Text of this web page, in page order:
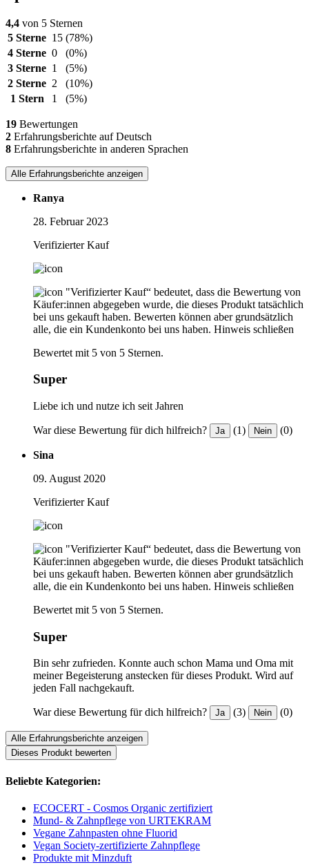
4,4 von 5 Sternen
5 Sterne 15 (78%)
4 Sterne 0
(0%)
3 Sterne 1
(5%)
2 Sterne 2
(10%)
1 Stern
1 (5%)
19 Bewertungen
2 Erfahrungsberichte auf Deutsch
8 Erfahrungsberichte in anderen Sprachen
Alle Erfahrungsberichte anzeigen
Ranya
28. Februar 2023
Verifizierter Kauf
"Verifizierter Kauf“ bedeutet, dass die Bewertung von
Käufer:innen abgegeben wurde, die dieses Produkt tatsächlich
bei uns gekauft haben. Bewerten können aber grundsätzlich
alle, die ein Kundenkonto bei uns haben. Hinweis schließen
Bewertet mit 5 von 5 Sternen.
Super
Liebe ich und nutze ich seit Jahren
War diese Bewertung für dich hilfreich? Ja (1) Nein (0)
Sina
09. August 2020
Verifizierter Kauf
"Verifizierter Kauf“ bedeutet, dass die Bewertung von
Käufer:innen abgegeben wurde, die dieses Produkt tatsächlich
bei uns gekauft haben. Bewerten können aber grundsätzlich
alle, die ein Kundenkonto bei uns haben. Hinweis schließen
Bewertet mit 5 von 5 Sternen.
Super
Bin sehr zufrieden. Konnte auch schon Mama und Oma mit
meiner Begeisterung anstecken für dieses Produkt. Wird auf
jeden Fall nachgekauft.
War diese Bewertung für dich hilfreich? Ja (3) Nein (0)
Alle Erfahrungsberichte anzeigen
Dieses Produkt bewerten
Beliebte Kategorien:
ECOCERT - Cosmos Organic zertifiziert
Mund- & Zahnpflege von URTEKRAM
Vegane Zahnpasten ohne Fluorid
Vegan Society-zertifizierte Zahnpflege
Produkte mit Minzduft